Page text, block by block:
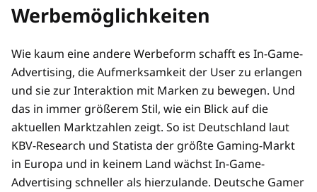
Werbemöglichkeiten
Wie kaum eine andere Werbeform schafft es In-Game-
Advertising, die Aufmerksamkeit der User zu erlangen
und sie zur Interaktion mit Marken zu bewegen. Und
das in immer größerem Stil, wie ein Blick auf die
aktuellen Marktzahlen zeigt. So ist Deutschland laut
KBV-Research und Statista der größte Gaming-Markt
in Europa und in keinem Land wächst In-Game-
Advertising schneller als hierzulande. Deutsche Gamer